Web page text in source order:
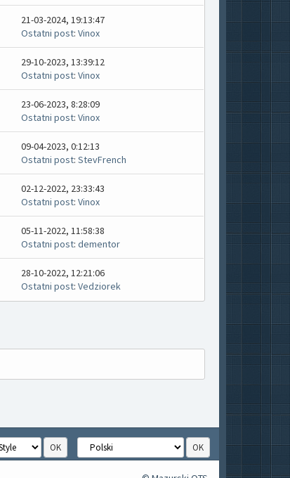
21-03-2024, 19:13:47
Ostatni post: Vinox
29-10-2023, 13:39:12
Ostatni post: Vinox
23-06-2023, 8:28:09
Ostatni post: Vinox
09-04-2023, 0:12:13
Ostatni post: StevFrench
02-12-2022, 23:33:43
Ostatni post: Vinox
05-11-2022, 11:58:38
Ostatni post: dementor
28-10-2022, 12:21:06
Ostatni post: Vedziorek